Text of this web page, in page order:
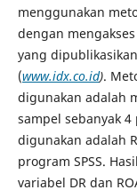
menggunakan
dengan
yang
(www.idx.co.id).
digunakan adalah
sampel sebanyak
digunakan adalah
program SPSS.
variabel DR dan